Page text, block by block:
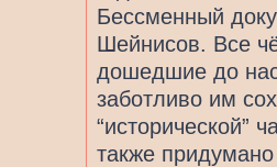
Бессменный
Шейнисов. Все
дошедшие до
заботливо им
“исторической”
также